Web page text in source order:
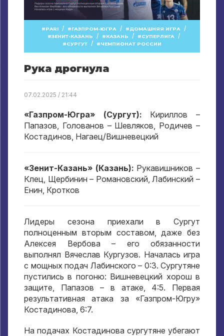
PARI / ГАЗПРОМ-ЮГРА / ДОМАШНЯЯ ИГРА /
ЗЕНИТ-КАЗАНЬ / КАЗАНЬ / СУПЕРЛИГА /
СУРГУТ / ЧЕМПИОНАТ РОССИИ
Рука дрогнула
07.02.2025 / 21:44
«Газпром-Югра» (Сургут): Кириллов –
Папазов, Голованов – Шевляков, Родичев –
Костадинов, Нагаец/Вишневецкий
«Зенит-Казань» (Казань): Рукавишников –
Клец, Щербинин – Романовский, Лабинский –
Енин, Кротков
Лидеры сезона приехали в Сургут
полноценным вторым составом, даже без
Алексея Вербова – его обязанности
выполнял Вячеслав Кургузов. Началась игра
с мощных подач Лабинского – 0:3. Сургутяне
пустились в погоню: Вишневецкий хорош в
защите, Папазов – в атаке, 4:5. Первая
результативная атака за «Газпром-Югру»
Костадинова, 6:7.
На подачах Костадинова сургутяне убегают